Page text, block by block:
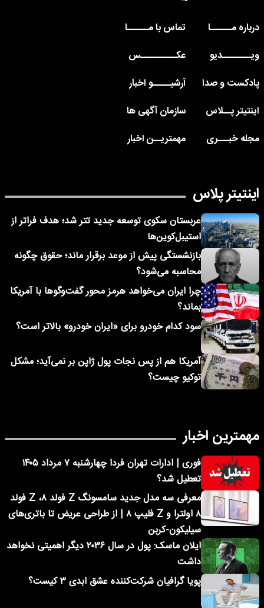
درباره مــــــا
تماس با مــــــا
ویــــــــدیو
عکــــــــــس
پادکست و صدا
آرشیـــــو اخبار
اینتیتر پــلاس
سازمان آگهی ها
مجله خبـــری
مهمتریــن اخبار
اینتیتر پلاس
عربستان سکوی توسعه جدید تتر شد؛ هدف فراتر از
استیبل‌کوین‌ها
بازنشستگی پیش از موعد برقرار ماند؛ حقوق چگونه
محاسبه می‌شود؟
چرا ایران می‌خواهد هرمز محور گفت‌وگوها با آمریکا
بماند؟
سود کدام خودرو برای «ایران خودرو» بالاتر است؟
آمریکا هم از پس نجات پول ژاپن بر نمی‌آید؛ مشکل
توکیو چیست؟
مهمترین اخبار
فوری | ادارات تهران فردا چهارشنبه ۷ مرداد ۱۴۰۵
تعطیل شد؟
معرفی سه مدل جدید سامسونگ Z فولد ۸، Z فولد
۸ اولترا و Z فلیپ ۸ | از طراحی عریض تا باتری‌های
سیلیکون-کربن
ایلان ماسک: پول در سال ۲۰۳۶ دیگر اهمیتی نخواهد
داشت
پویا گرافیان شرکت‌کننده عشق ابدی ۳ کیست؟